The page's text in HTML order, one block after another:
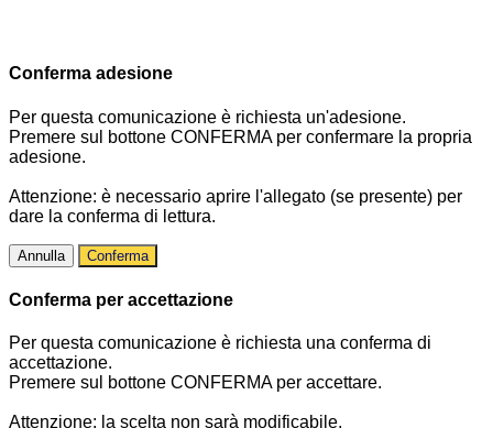
Conferma adesione
Per questa comunicazione è richiesta un'adesione.
Premere sul bottone CONFERMA per confermare la propria
adesione.
Attenzione: è necessario aprire l'allegato (se presente) per
dare la conferma di lettura.
Annulla Conferma
Conferma per accettazione
Per questa comunicazione è richiesta una conferma di
accettazione.
Premere sul bottone CONFERMA per accettare.
Attenzione: la scelta non sarà modificabile.